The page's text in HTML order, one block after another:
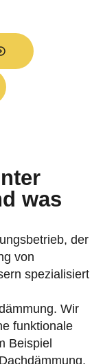
was
der
von
spezialisiert
Wir
funktionale
Beispiel